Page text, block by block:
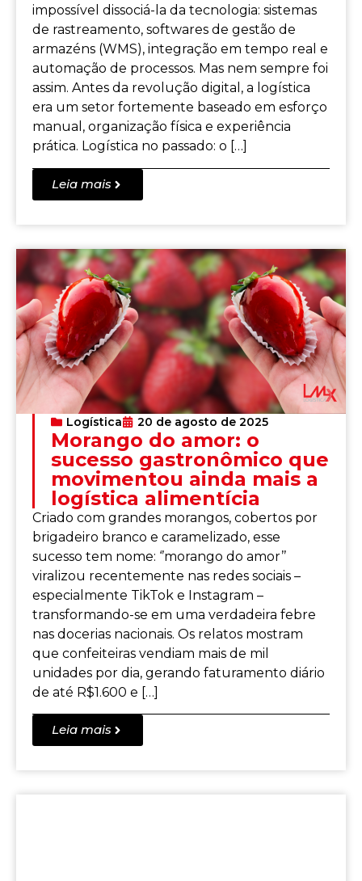
impossível dissociá-la da tecnologia: sistemas
de rastreamento, softwares de gestão de
armazéns (WMS), integração em tempo real e
automação de processos. Mas nem sempre foi
assim. Antes da revolução digital, a logística
era um setor fortemente baseado em esforço
manual, organização física e experiência
prática. Logística no passado: o […]
Leia mais
Logística 20 de agosto de 2025
Morango do amor: o
sucesso gastronômico que
movimentou ainda mais a
logística alimentícia
Criado com grandes morangos, cobertos por
brigadeiro branco e caramelizado, esse
sucesso tem nome: ‘’morango do amor’’
viralizou recentemente nas redes sociais –
especialmente TikTok e Instagram –
transformando-se em uma verdadeira febre
nas docerias nacionais. Os relatos mostram
que confeiteiras vendiam mais de mil
unidades por dia, gerando faturamento diário
de até R$1.600 e […]
Leia mais